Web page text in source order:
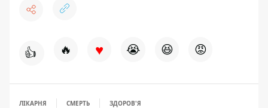
👍 🔥 ♥ 😭 😆 😡
ЛІКАРНЯ СМЕРТЬ ЗДОРОВ'Я